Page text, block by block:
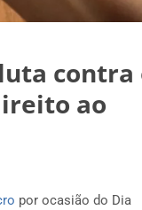
contra
ao
por ocasião do Dia